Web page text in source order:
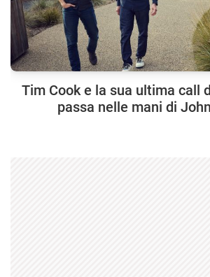
Tim Cook e la sua ultima call
passa nelle mani di